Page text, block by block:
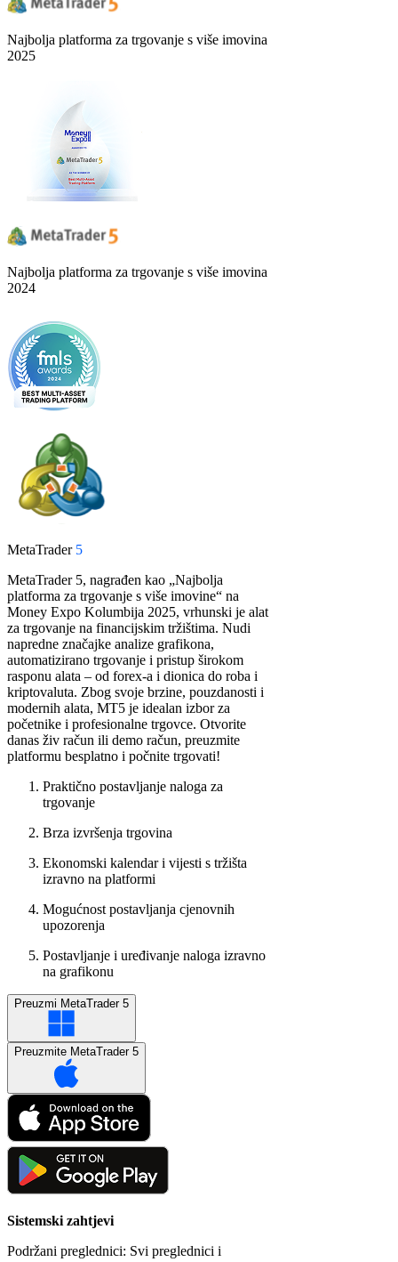
Najbolja platforma za trgovanje s više imovina
2025
Najbolja platforma za trgovanje s više imovina
2024
MetaTrader 5
MetaTrader 5, nagrađen kao „Najbolja
platforma za trgovanje s više imovine“ na
Money Expo Kolumbija 2025, vrhunski je alat
za trgovanje na financijskim tržištima. Nudi
napredne značajke analize grafikona,
automatizirano trgovanje i pristup širokom
rasponu alata – od forex-a i dionica do roba i
kriptovaluta. Zbog svoje brzine, pouzdanosti i
modernih alata, MT5 je idealan izbor za
početnike i profesionalne trgovce. Otvorite
danas živ račun ili demo račun, preuzmite
platformu besplatno i počnite trgovati!
Praktično postavljanje naloga za
trgovanje
Brza izvršenja trgovina
Ekonomski kalendar i vijesti s tržišta
izravno na platformi
Mogućnost postavljanja cjenovnih
upozorenja
Postavljanje i uređivanje naloga izravno
na grafikonu
Preuzmi MetaTrader 5
Preuzmite MetaTrader 5
Sistemski zahtjevi
Podržani preglednici: Svi preglednici i